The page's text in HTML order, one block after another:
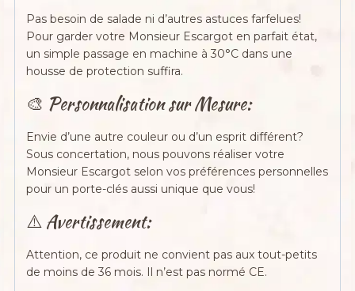
Pas besoin de salade ni d’autres astuces farfelues!
Pour garder votre Monsieur Escargot en parfait état,
un simple passage en machine à 30°C dans une
housse de protection suffira.
🎨 Personnalisation sur Mesure:
Envie d’une autre couleur ou d’un esprit différent?
Sous concertation, nous pouvons réaliser votre
Monsieur Escargot selon vos préférences personnelles
pour un porte-clés aussi unique que vous!
⚠️ Avertissement:
Attention, ce produit ne convient pas aux tout-petits
de moins de 36 mois. Il n’est pas normé CE.